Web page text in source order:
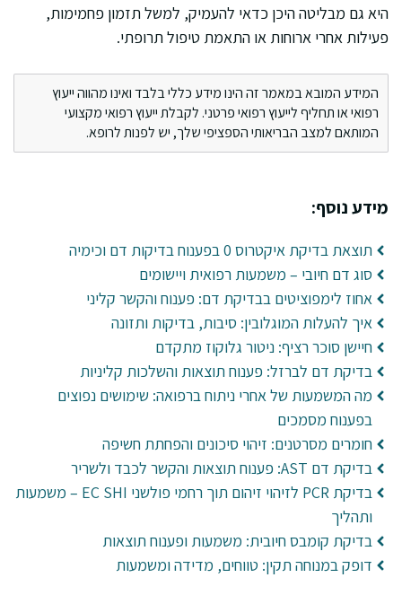
היא גם מבליטה היכן כדאי להעמיק, למשל תזמון פחמימות,
פעילות אחרי ארוחות או התאמת טיפול תרופתי.
המידע המובא במאמר זה הינו מידע כללי בלבד ואינו מהווה ייעוץ
רפואי או תחליף לייעוץ רפואי פרטני. לקבלת ייעוץ רפואי מקצועי
המותאם למצב הבריאותי הספציפי שלך, יש לפנות לרופא.
מידע נוסף:
תוצאת בדיקת איקטרוס 0 בפענוח בדיקות דם וכימיה
סוג דם חיובי – משמעות רפואית ויישומים
אחוז לימפוציטים בבדיקת דם: פענוח והקשר קליני
איך להעלות המוגלובין: סיבות, בדיקות ותזונה
חיישן סוכר רציף: ניטור גלוקוז מתקדם
בדיקת דם לברזל: פענוח תוצאות והשלכות קליניות
מה המשמעות של אחרי ניתוח ברפואה: שימושים נפוצים
בפענוח מסמכים
חומרים מסרטנים: זיהוי סיכונים והפחתת חשיפה
בדיקת דם AST: פענוח תוצאות והקשר לכבד ולשריר
בדיקת PCR לזיהוי זיהום תוך רחמי פולשני EC SHI – משמעות
ותהליך
בדיקת קומבס חיובית: משמעות ופענוח תוצאות
דופק במנוחה תקין: טווחים, מדידה ומשמעות